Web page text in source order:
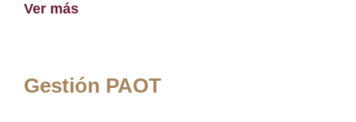
Ver más
Gestión PAOT